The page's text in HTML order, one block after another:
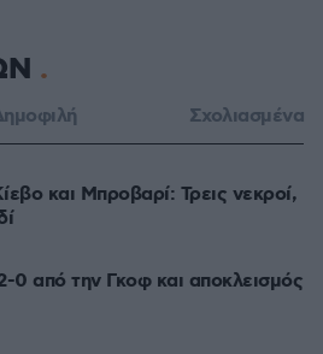
Σχολιασμένα
και Μπροβαρί: Τρεις νεκροί,
0 από την Γκοφ και αποκλεισμός